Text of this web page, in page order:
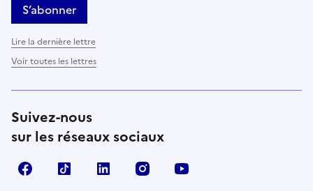
S’abonner
Lire la dernière lettre
Voir toutes les lettres
Suivez-nous
sur les réseaux sociaux
FacebookTikTok LinkedIn Instagram